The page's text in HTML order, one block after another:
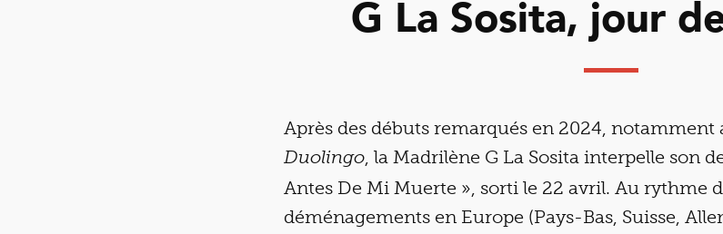
G La Sosita, jour
Après des débuts remarqués en 2024, notamment
Duolingo, la Madrilène G La Sosita interpelle son
Antes De Mi Muerte », sorti le 22 avril. Au rythme
déménagements en Europe (Pays-Bas, Suisse,